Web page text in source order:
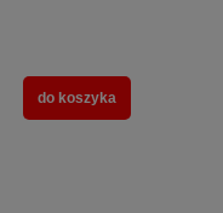
do koszyka